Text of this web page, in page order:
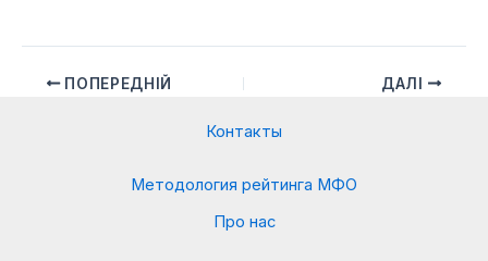
ПОПЕРЕДНІЙ ДАЛІ
Контакты
Методология рейтинга МФО
Про нас